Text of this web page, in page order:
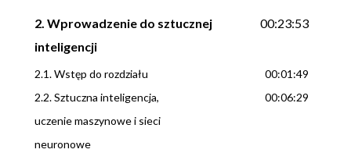
2. Wprowadzenie do sztucznej
inteligencji
00:23:53
2.1. Wstęp do rozdziału
00:01:49
2.2. Sztuczna inteligencja,
uczenie maszynowe i sieci
neuronowe
00:06:29